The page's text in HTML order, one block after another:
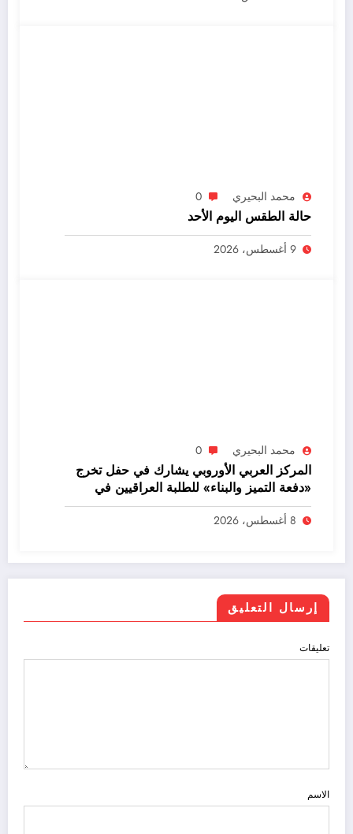
محمد البحيري 0
حالة الطقس اليوم الأحد
9 أغسطس، 2026
محمد البحيري 0
المركز العربي الأوروبي يشارك في حفل تخرج
«دفعة التميز والبناء» للطلبة العراقيين في
إسطنبول
8 أغسطس، 2026
إرسال التعليق
تعليقات
الاسم